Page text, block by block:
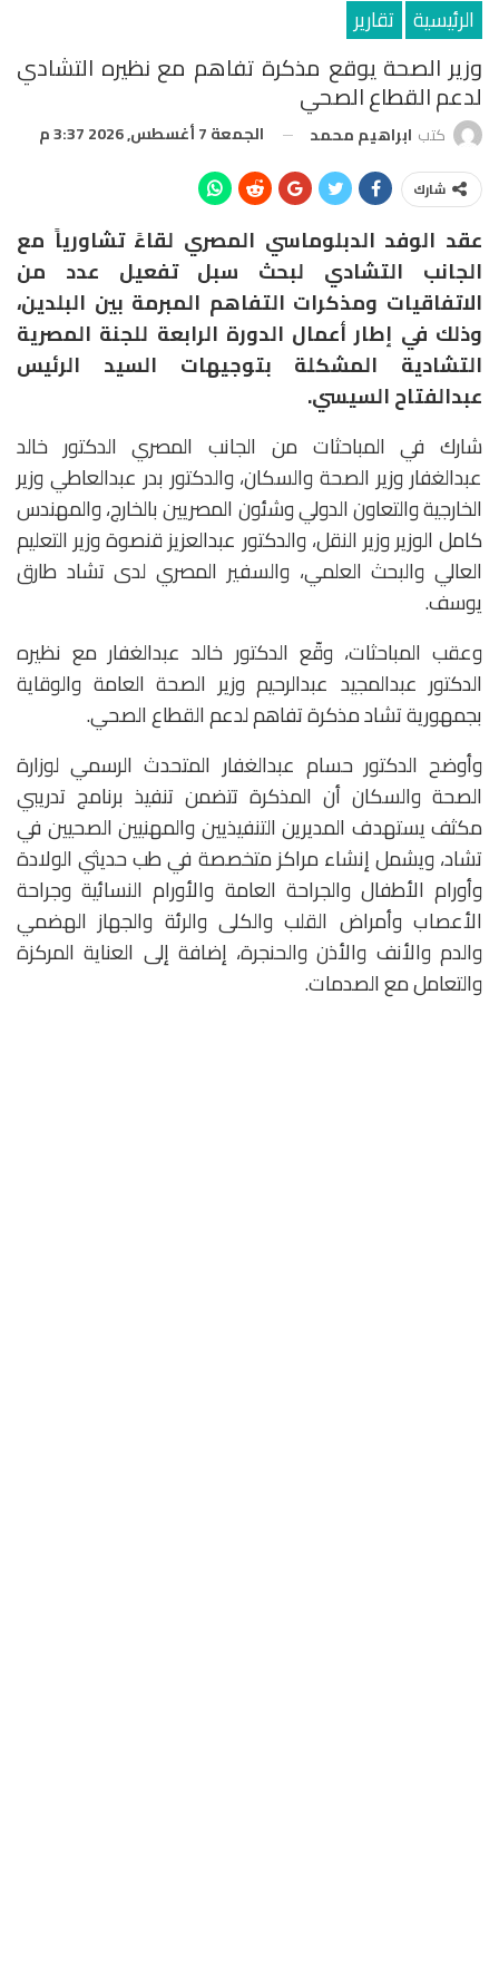
الرئيسية تقارير
وزير الصحة يوقع مذكرة تفاهم مع نظيره التشادي
لدعم القطاع الصحي
كتب ابراهيم محمد الجمعة 7 أغسطس, 2026 3:37 م
شارك
عقد الوفد الدبلوماسي المصري لقاءً تشاورياً مع
الجانب التشادي لبحث سبل تفعيل عدد من
الاتفاقيات ومذكرات التفاهم المبرمة بين البلدين،
وذلك في إطار أعمال الدورة الرابعة للجنة المصرية
التشادية المشكلة بتوجيهات السيد الرئيس
عبدالفتاح السيسي.
شارك في المباحثات من الجانب المصري الدكتور خالد
عبدالغفار وزير الصحة والسكان، والدكتور بدر عبدالعاطي وزير
الخارجية والتعاون الدولي وشئون المصريين بالخارج، والمهندس
كامل الوزير وزير النقل، والدكتور عبدالعزيز قنصوة وزير التعليم
العالي والبحث العلمي، والسفير المصري لدى تشاد طارق
يوسف.
وعقب المباحثات، وقّع الدكتور خالد عبدالغفار مع نظيره
الدكتور عبدالمجيد عبدالرحيم وزير الصحة العامة والوقاية
بجمهورية تشاد مذكرة تفاهم لدعم القطاع الصحي.
وأوضح الدكتور حسام عبدالغفار المتحدث الرسمي لوزارة
الصحة والسكان أن المذكرة تتضمن تنفيذ برنامج تدريبي
مكثف يستهدف المديرين التنفيذيين والمهنيين الصحيين في
تشاد، ويشمل إنشاء مراكز متخصصة في طب حديثي الولادة
وأورام الأطفال والجراحة العامة والأورام النسائية وجراحة
الأعصاب وأمراض القلب والكلى والرئة والجهاز الهضمي
والدم والأنف والأذن والحنجرة، إضافة إلى العناية المركزة
والتعامل مع الصدمات.